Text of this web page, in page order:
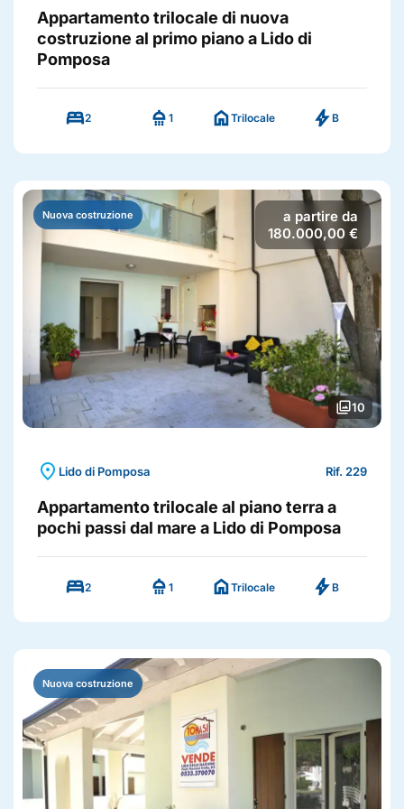
Appartamento trilocale di nuova
costruzione al primo piano a Lido di
Pomposa
bed2 shower 1 homeTrilocale boltB
Nuova costruzione
photo_library10
a partire da
180.000,00 €
location_on Lido di Pomposa Rif. 229
Appartamento trilocale al piano terra a
pochi passi dal mare a Lido di Pomposa
bed2 shower 1 homeTrilocale boltB
Nuova costruzione